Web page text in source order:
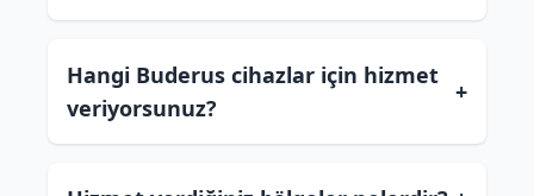
Hangi Buderus cihazlar için hizmet
veriyorsunuz?
+